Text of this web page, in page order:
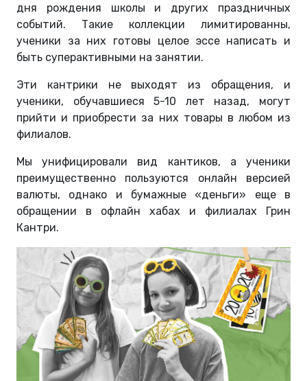
дня рождения школы и других праздничных
событий. Такие коллекции лимитированны,
ученики за них готовы целое эссе написать и
быть суперактивными на занятии.
Эти кантрики не выходят из обращения, и
ученики, обучавшиеся 5-10 лет назад, могут
прийти и приобрести за них товары в любом из
филиалов.
Мы унифицировали вид кантиков, а ученики
преимущественно пользуются онлайн версией
валюты, однако и бумажные «деньги» еще в
обращении в офлайн хабах и филиалах Грин
Кантри.